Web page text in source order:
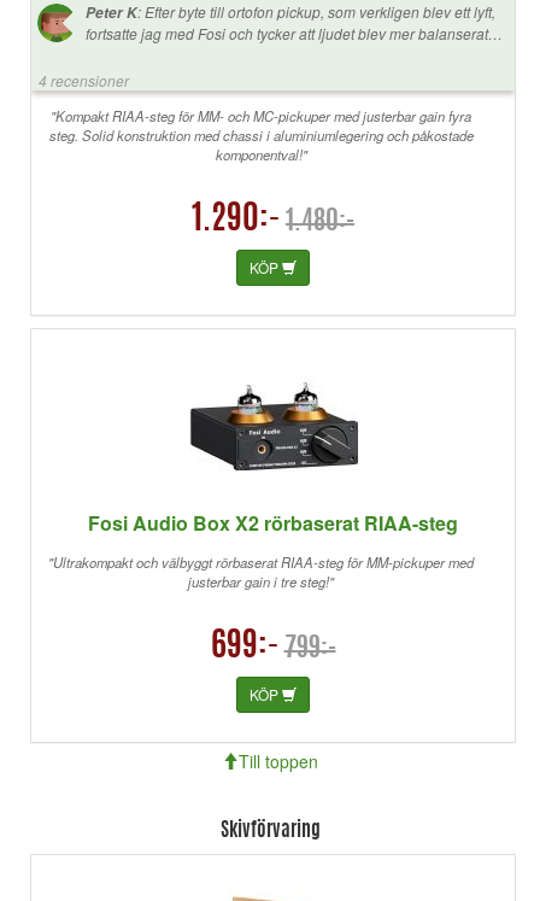
Peter K:Efter byte till ortofon pickup, som verkligen blev ett lyft,
fortsatte jag med Fosi och tycker att ljudet blev mer balanserat
4 recensioner
"Kompakt RIAA-steg för MM- och MC-pickuper med justerbar gain fyra
steg. Solid konstruktion med chassi i aluminiumlegering och påkostade
komponentval!"
1.290:- 1.480:-
KÖP
Fosi Audio Box X2 rörbaserat RIAA-steg
"Ultrakompakt och välbyggt rörbaserat RIAA-steg för MM-pickuper med
justerbar gain i tre steg!"
699:- 799:-
KÖP
Till toppen
Skivförvaring